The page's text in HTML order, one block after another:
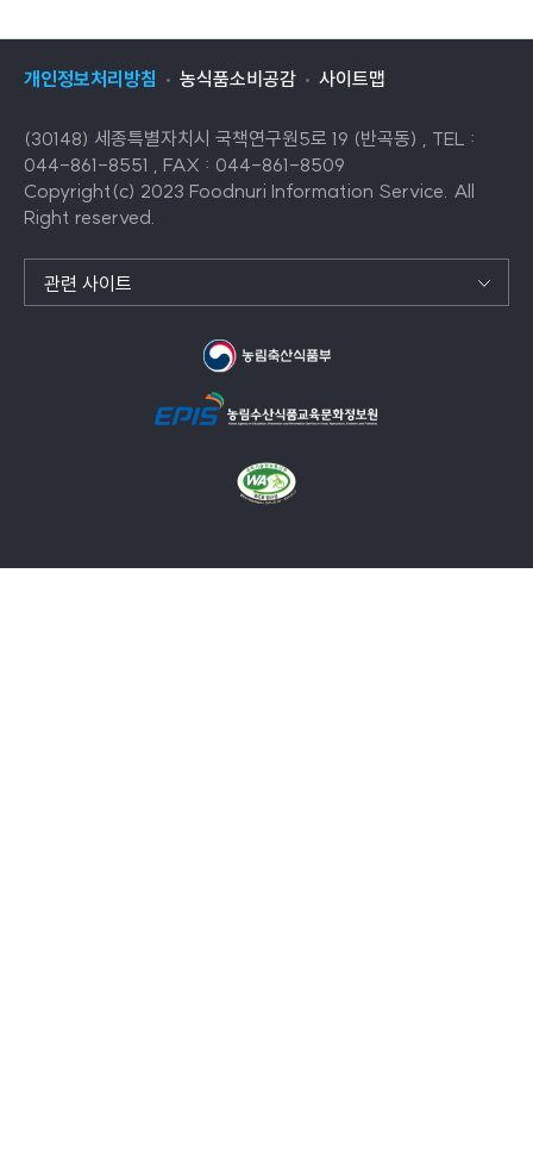
개인정보처리방침 농식품소비공감 사이트맵
(30148) 세종특별자치시 국책연구원5로 19 (반곡동) , TEL :
044-861-8551 , FAX : 044-861-8509
Copyright(c) 2023 Foodnuri Information Service. All
Right reserved.
관련 사이트